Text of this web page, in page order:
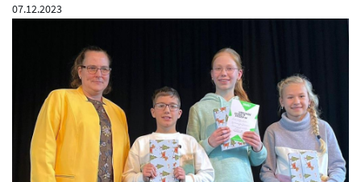
07.12.2023